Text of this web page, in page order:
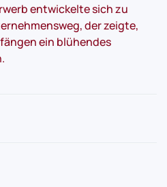
entwickelte sich zu
der zeigte,
ein blühendes